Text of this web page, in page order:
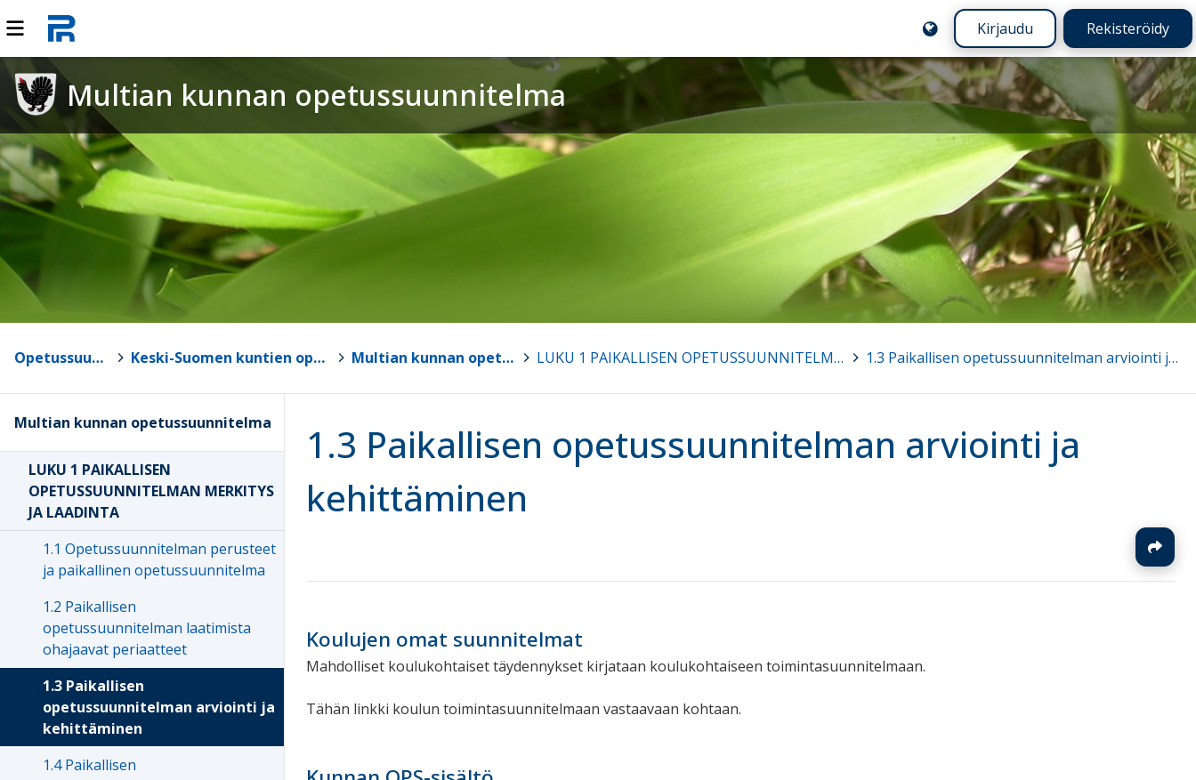
Kirjaudu Rekisteröidy
Multian kunnan opetussuunnitelma
Opetussuunnitelmat > Keski-Suomen kuntien opetussuunnitelmat Multian kunnan opetussuunnitelma LUKU 1 PAIKALLISEN OPETUSSUUNNITELMAN MERKITYS JA LAADINTA 1.3 Paikallisen opetussuunnitelman arviointi ja kehittäminen
1.3 Paikallisen opetussuunnitelman arviointi ja
kehittäminen
Koulujen omat suunnitelmat
Mahdolliset koulukohtaiset täydennykset kirjataan koulukohtaiseen toimintasuunnitelmaan.
Tähän linkki koulun toimintasuunnitelmaan vastaavaan kohtaan.
Multian kunnan opetussuunnitelma
LUKU 1 PAIKALLISEN
OPETUSSUUNNITELMAN MERKITYS
JA LAADINTA
1.1 Opetussuunnitelman perusteet
ja paikallinen opetussuunnitelma
1.2 Paikallisen
opetussuunnitelman laatimista
ohajaavat periaatteet
1.3 Paikallisen
opetussuunnitelman arviointi ja
kehittäminen
1.4 Paikallisen